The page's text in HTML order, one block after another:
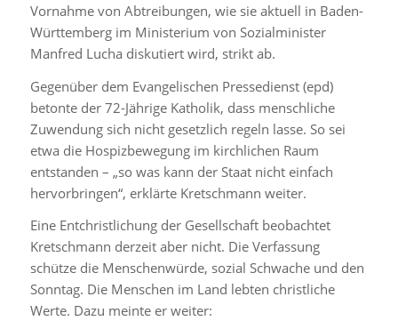
Vornahme von Abtreibungen, wie sie aktuell in Baden-
Württemberg im Ministerium von Sozialminister
Manfred Lucha diskutiert wird, strikt ab.
Gegenüber dem Evangelischen Pressedienst (epd)
betonte der 72-Jährige Katholik, dass menschliche
Zuwendung sich nicht gesetzlich regeln lasse. So sei
etwa die Hospizbewegung im kirchlichen Raum
entstanden – „so was kann der Staat nicht einfach
hervorbringen“, erklärte Kretschmann weiter.
Eine Entchristlichung der Gesellschaft beobachtet
Kretschmann derzeit aber nicht. Die Verfassung
schütze die Menschenwürde, sozial Schwache und den
Sonntag. Die Menschen im Land lebten christliche
Werte. Dazu meinte er weiter: